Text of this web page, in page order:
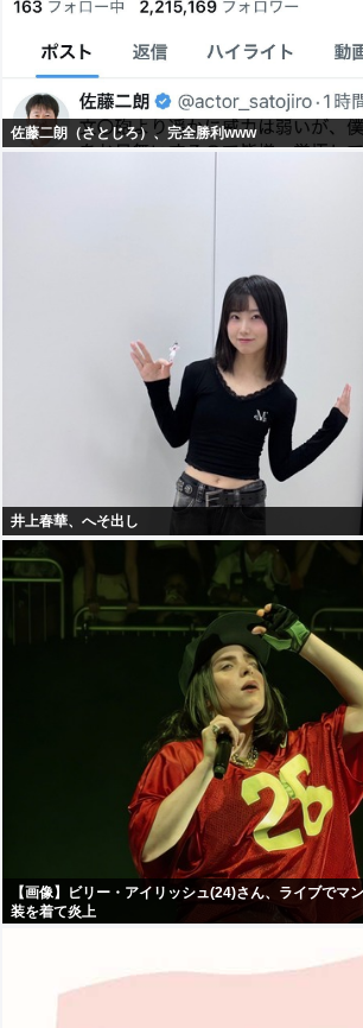
佐藤二朗（さとじろ）、完全勝利www
井上春華、へそ出し
【画像】ビリー・アイリッシュ(24)さん、ライブでマ
装を着て炎上